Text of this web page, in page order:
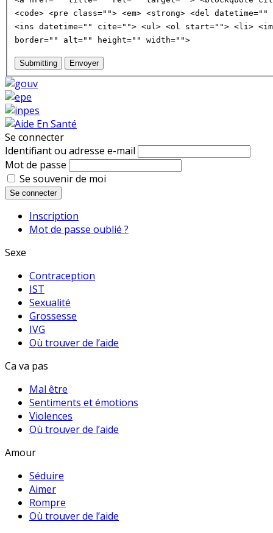
<code> <pre class=""> <em> <strong> <del
<ins datetime="" cite=""> <ul> <ol start=""> <li>
border="" alt="" height="" width="">
Submitting Envoyer
Se connecter
Identifiant ou adresse e-mail
Mot de passe
Se souvenir de moi
Se connecter
Inscription
Mot de passe oublié ?
Sexe
Contraception
IST
Sexualité
Grossesse
IVG
Où trouver de l’aide
Ca va pas
Mal être
Sentiments et émotions
Violences
Où trouver de l’aide
Amour
Séduire
Aimer
Rompre
Où trouver de l’aide